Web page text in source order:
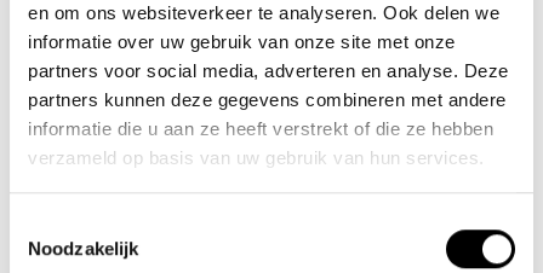
en om ons websiteverkeer te analyseren. Ook delen we
informatie over uw gebruik van onze site met onze
partners voor social media, adverteren en analyse. Deze
partners kunnen deze gegevens combineren met andere
informatie die u aan ze heeft verstrekt of die ze hebben
verzameld op basis van uw gebruik van hun services.
Noodzakelijk
Nieuwe Eerdsebaan 16, 5482 VS Schijndel Nederland
Handelskammernummer: 62140957